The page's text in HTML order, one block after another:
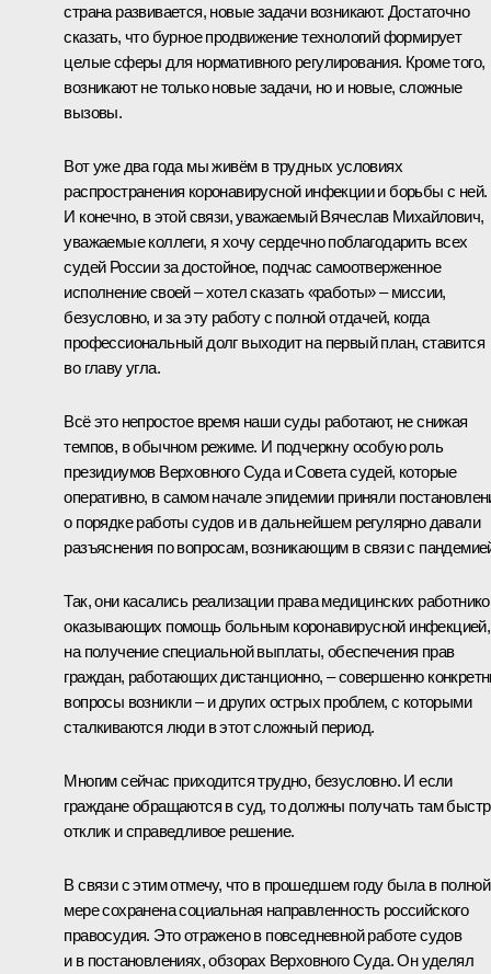
страна развивается, новые задачи возникают. Достаточно
сказать, что бурное продвижение технологий формирует
целые сферы для нормативного регулирования. Кроме того,
возникают не только новые задачи, но и новые, сложные
вызовы.
Вот уже два года мы живём в трудных условиях
распространения коронавирусной инфекции и борьбы с ней.
И конечно, в этой связи, уважаемый Вячеслав Михайлович,
уважаемые коллеги, я хочу сердечно поблагодарить всех
судей России за достойное, подчас самоотверженное
исполнение своей – хотел сказать «работы» – миссии,
безусловно, и за эту работу с полной отдачей, когда
профессиональный долг выходит на первый план, ставится
во главу угла.
Всё это непростое время наши суды работают, не снижая
темпов, в обычном режиме. И подчеркну особую роль
президиумов Верховного Суда и Совета судей, которые
оперативно, в самом начале эпидемии приняли
о порядке работы судов и в дальнейшем регулярно давали
разъяснения по вопросам, возникающим в связи с
Так, они касались реализации права медицинских
оказывающих помощь больным коронавирусной инфекцией,
на получение специальной выплаты, обеспечения прав
граждан, работающих дистанционно, – совершенно
вопросы возникли – и других острых проблем, с которыми
сталкиваются люди в этот сложный период.
Многим сейчас приходится трудно, безусловно. И если
граждане обращаются в суд, то должны получать там
отклик и справедливое решение.
В связи с этим отмечу, что в прошедшем году была в полной
мере сохранена социальная направленность российского
правосудия. Это отражено в повседневной работе судов
и в постановлениях, обзорах Верховного Суда. Он уделял